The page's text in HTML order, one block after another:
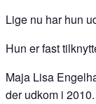
Lige nu har hun
Hun er fast
Maja Lisa
der udkom i 2010.